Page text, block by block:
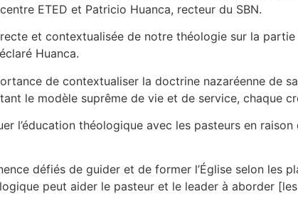
ETED et Patricio Huanca, recteur du SBN.
et contextualisée de notre théologie sur la
Huanca.
de contextualiser la doctrine nazaréenne de
le modèle suprême de vie et de service, chaque
l’éducation théologique avec les pasteurs en raison
défiés de guider et de former l’Église selon les
peut aider le pasteur et le leader à aborder